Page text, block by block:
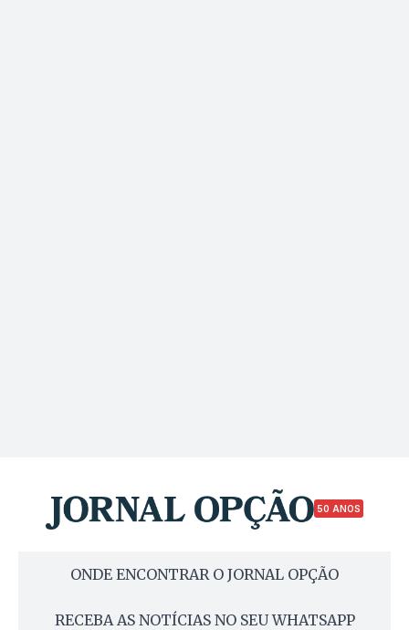
50 ANOS
ONDE ENCONTRAR O JORNAL OPÇÃO
RECEBA AS NOTÍCIAS NO SEU WHATSAPP